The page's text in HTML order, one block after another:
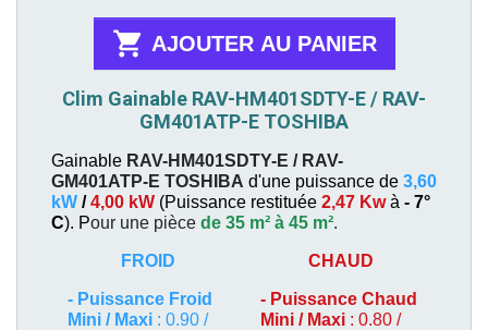
 AJOUTER AU PANIER
Clim Gainable RAV-HM401SDTY-E / RAV-
GM401ATP-E TOSHIBA
Gainable RAV-HM401SDTY-E / RAV-
GM401ATP-E TOSHIBA d'une puissance de 3,60
kW /4,00 kW (Puissance restituée 2,47 Kwà - 7°
C). Pour une pièce de 35 m² à 45 m².
FROID
- Puissance Froid
Mini / Maxi : 0.90 /
CHAUD
- Puissance Chaud
Mini / Maxi : 0.80 /